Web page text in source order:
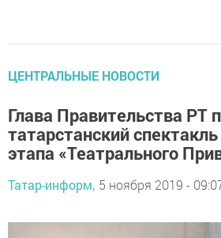
ЦЕНТРАЛЬНЫЕ НОВОСТИ
Глава Правительства РТ
татарстанский
этапа «Театрального
Татар-информ, 5 ноября 2019 -